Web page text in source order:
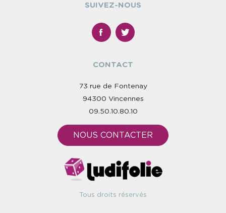
SUIVEZ-NOUS
CONTACT
73 rue de Fontenay
94300 Vincennes
09.50.10.80.10
NOUS CONTACTER
Tous droits réservés